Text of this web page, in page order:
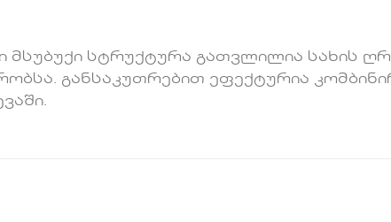
მსუბუქი სტრუქტურა გათვლილია სახის
განსაკუთრებით ეფექტურია